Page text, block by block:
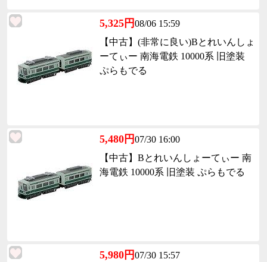
5,325円08/06 15:59
【中古】(非常に良い)Bとれいんしょ
ーてぃー 南海電鉄 10000系 旧塗装
ぷらもでる
5,480円07/30 16:00
【中古】Bとれいんしょーてぃー 南
海電鉄 10000系 旧塗装 ぷらもでる
5,980円07/30 15:57